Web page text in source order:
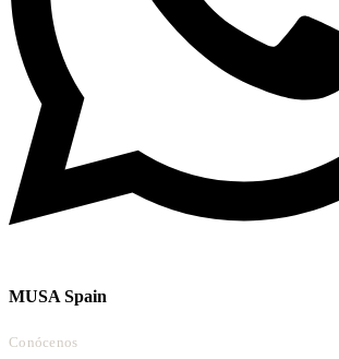
MUSA Spain
Conócenos